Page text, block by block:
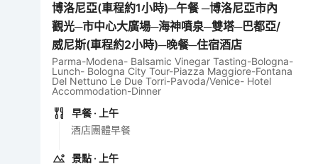
博洛尼亞(車程約1小時)─午餐 ─博洛尼亞市內
觀光─市中心大廣場─海神噴泉─雙塔─巴都亞/
威尼斯(車程約2小時)─晚餐─住宿酒店
Parma-Modena- Balsamic Vinegar Tasting-Bologna-
Lunch- Bologna City Tour-Piazza Maggiore-Fontana
Del Nettuno Le Due Torri-Pavoda/Venice- Hotel
Accommodation-Dinner
早餐 · 上午
酒店團體早餐
景點 · 上午